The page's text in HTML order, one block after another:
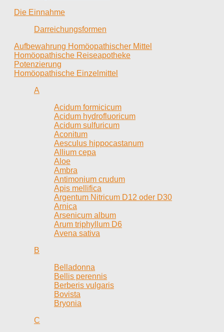
Die Einnahme
Darreichungsformen
Aufbewahrung Homöopathischer Mittel
Homöopathische Reiseapotheke
Potenzierung
Homöopathische Einzelmittel
A
Acidum formicicum
Acidum hydrofluoricum
Acidum sulfuricum
Aconitum
Aesculus hippocastanum
Allium cepa
Aloe
Ambra
Antimonium crudum
Apis mellifica
Argentum Nitricum D12 oder D30
Arnica
Arsenicum album
Arum triphyllum D6
Avena sativa
B
Belladonna
Bellis perennis
Berberis vulgaris
Bovista
Bryonia
C